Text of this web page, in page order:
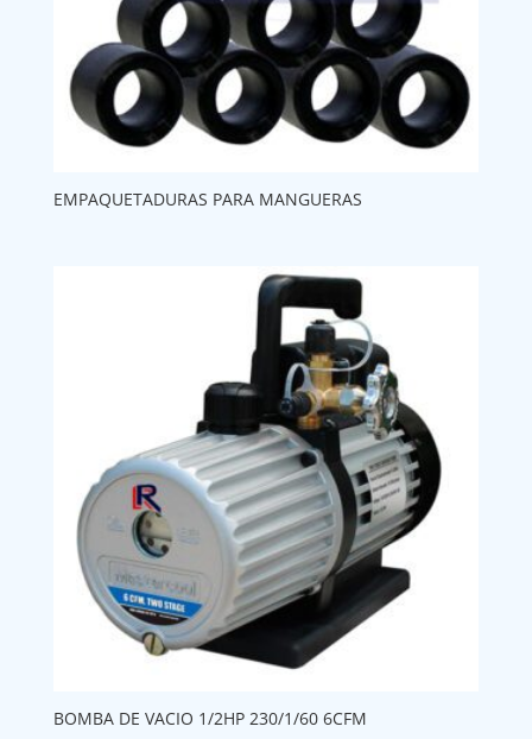
EMPAQUETADURAS PARA MANGUERAS
BOMBA DE VACIO 1/2HP 230/1/60 6CFM